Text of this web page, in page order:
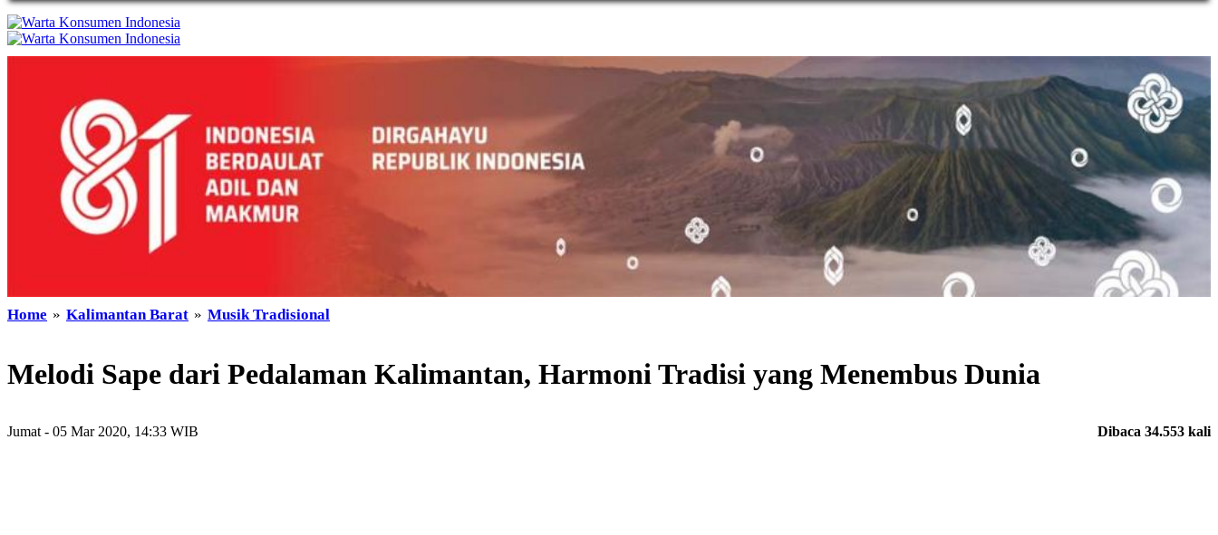
Home » Kalimantan Barat » Musik Tradisional
Melodi Sape dari Pedalaman Kalimantan, Harmoni Tradisi yang Menembus Dunia
Jumat - 05 Mar 2020, 14:33 WIB Dibaca 34.553 kali